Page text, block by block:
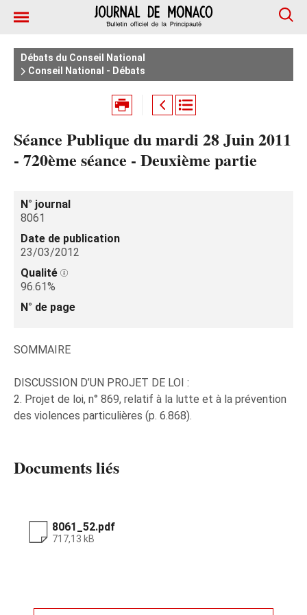
Débats du Conseil National
Conseil National - Débats
Séance Publique du mardi 28 Juin 2011
- 720ème séance - Deuxième partie
N° journal
8061
Date de publication
23/03/2012
Qualité
96.61%
N° de page
SOMMAIRE
DISCUSSION D’UN PROJET DE LOI :
2. Projet de loi, n° 869, relatif à la lutte et à la prévention
des violences particulières (p. 6.868).
Documents liés
8061_52.pdf
717,13 kB